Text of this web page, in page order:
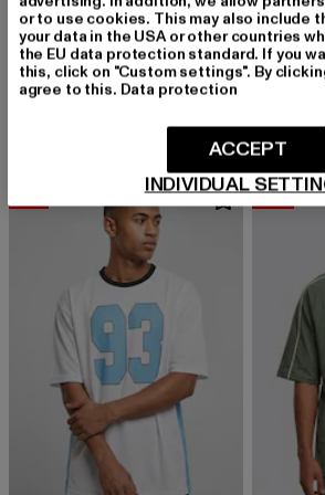
ECKO UNLTD.
Baseline
ECKO
Baseline
-23%
or to use cookies. This may also include
your data in the USA or other countries
the EU data protection standard. If you
this, click on "Custom settings". By
agree to this. Data protection
INDIVIDUAL
ACCEPT